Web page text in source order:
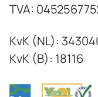
TVA:
KvK (NL):
KvK (B): 18116